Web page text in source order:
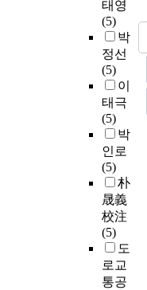
태영
(5)
박
정선
(5)
이
태극
(5)
박
인로
(5)
朴
晟義
校注
(5)
도
로교
통공